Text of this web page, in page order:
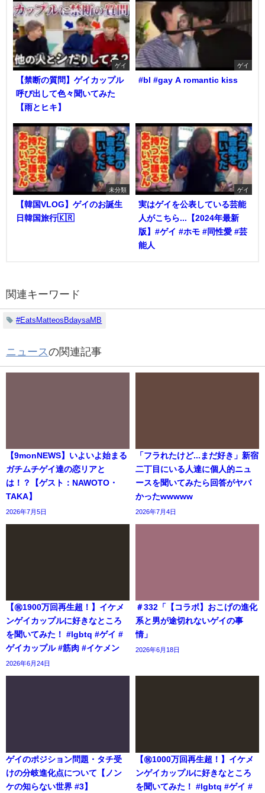
ゲイ
【禁断の質問】ゲイカップル
呼び出して色々聞いてみた
【雨とヒキ】
ゲイ
#bl #gay A romantic kiss
未分類
【韓国VLOG】ゲイのお誕生
日韓国旅行🇰🇷
ゲイ
実はゲイを公表している芸能
人がこちら...【2024年最新
版】#ゲイ #ホモ #同性愛 #芸
能人
関連キーワード
#EatsMatteosBdaysaMB
ニュースの関連記事
【9monNEWS】いよいよ始まる
ガチムチゲイ達の恋リアと
は！？【ゲスト：NAWOTO・
TAKA】
2026年7月5日
「フラれたけど...まだ好き」新宿
二丁目にいる人達に個人的ニュ
ースを聞いてみたら回答がヤバ
かったwwwww
2026年7月4日
【㊗️1900万回再生超！】イケメ
ンゲイカップルに好きなところ
を聞いてみた！ #lgbtq #ゲイ #
ゲイカップル #筋肉 #イケメン
2026年6月24日
＃332「【コラボ】おこげの進化
系と男が途切れないゲイの事
情」
2026年6月18日
ゲイのポジション問題・タチ受
けの分岐進化点について【ノン
ケの知らない世界 #3】
【㊗️1000万回再生超！】イケメ
ンゲイカップルに好きなところ
を聞いてみた！ #lgbtq #ゲイ #